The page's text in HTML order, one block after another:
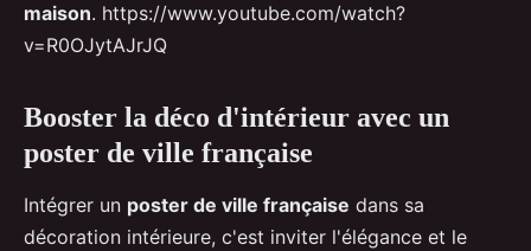
maison. https://www.youtube.com/watch?
v=R0OJytAJrJQ
Booster la déco d'intérieur avec un
poster de ville française
Intégrer un poster de ville française dans sa
décoration intérieure, c'est inviter l'élégance et le